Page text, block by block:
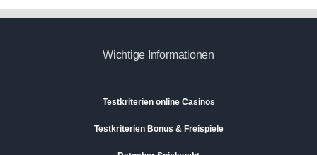
Wichtige Informationen
Testkriterien online Casinos
Testkriterien Bonus & Freispiele